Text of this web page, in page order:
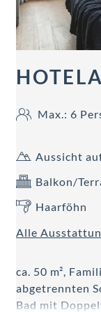
Max.: 6
Aussicht
Balkon/
Haarföhn
Alle
ca. 50 m²,
abgetrennten
Bad mit